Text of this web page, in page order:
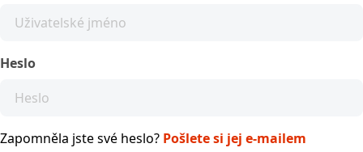
Heslo
Zapomněla jste své heslo? Pošlete si jej e-mailem